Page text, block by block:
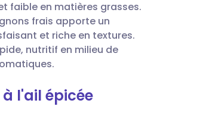
faible en matières grasses.
frais apporte un
et riche en textures.
nutritif en milieu de
l'ail épicée